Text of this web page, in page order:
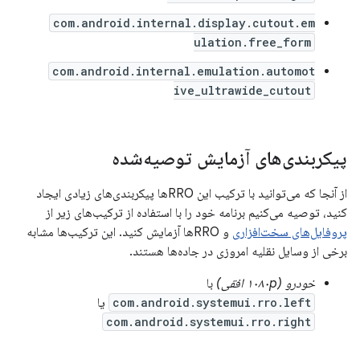
com.android.internal.display.cutout.em
ulation.free_form
com.android.internal.emulation.automot
ive_ultrawide_cutout
پیکربندی‌های آزمایش توصیه‌شده
از آنجا که می‌توانید با ترکیب این RROها پیکربندی‌های زیادی ایجاد
کنید، توصیه می‌کنیم برنامه خود را با استفاده از ترکیب‌های زیر از
پروفایل‌های سخت‌افزاری
و RROها آزمایش کنید. این ترکیب‌ها مشابه
برخی از وسایل نقلیه امروزی در جاده‌ها هستند.
خودرو (۱۰۸۰p افقی)
با
com.android.systemui.rro.left یا
com.android.systemui.rro.right